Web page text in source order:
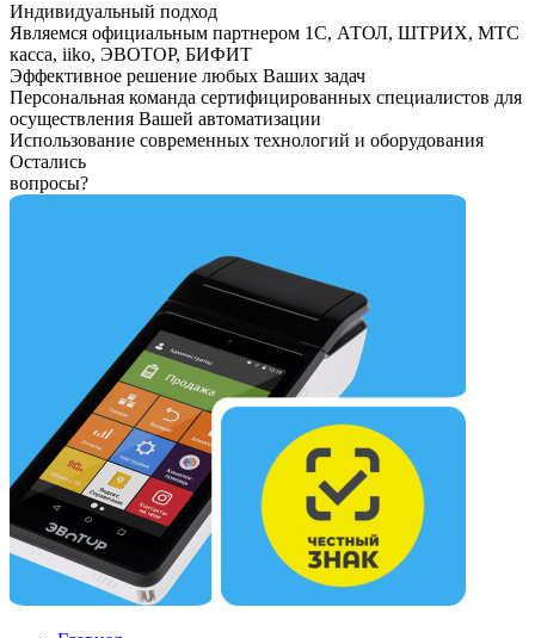
Индивидуальный подход
Являемся официальным партнером 1С, АТОЛ, ШТРИХ, МТС
касса, iiko, ЭВОТОР, БИФИТ
Эффективное решение любых Ваших задач
Персональная команда сертифицированных специалистов для
осуществления Вашей автоматизации
Использование современных технологий и оборудования
Остались
вопросы?